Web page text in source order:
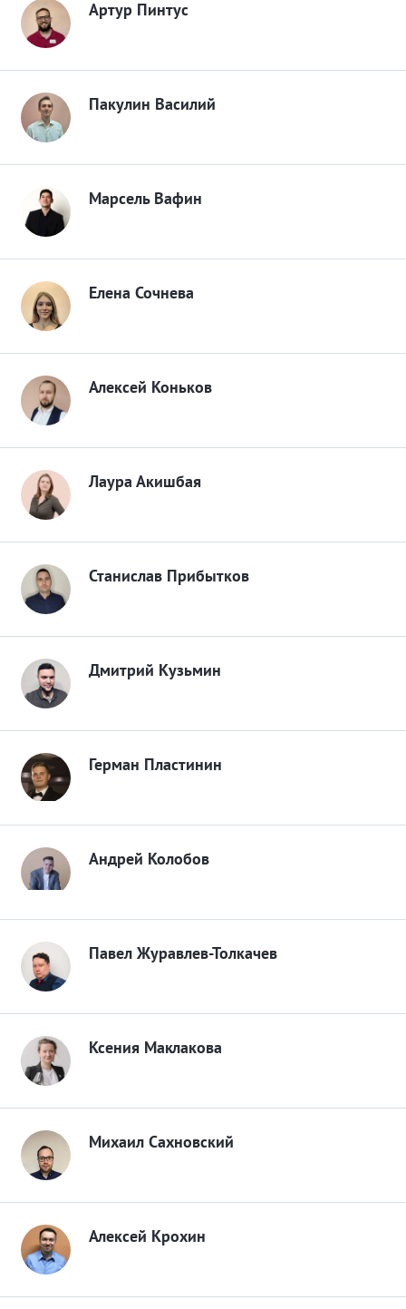
Артур Пинтус
Пакулин Василий
Марсель Вафин
Елена Сочнева
Алексей Коньков
Лаура Акишбая
Станислав Прибытков
Дмитрий Кузьмин
Герман Пластинин
Андрей Колобов
Павел Журавлев-Толкачев
Ксения Маклакова
Михаил Сахновский
Алексей Крохин